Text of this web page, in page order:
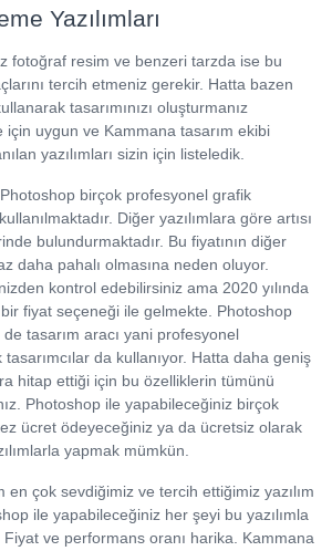
Yazılımları
fotoğraf resim ve benzeri tarzda ise bu
tercih etmeniz gerekir. Hatta bazen
tasarımınızı oluşturmanız
uygun ve Kammana tasarım ekibi
yazılımları sizin için listeledik.
birçok profesyonel grafik
Diğer yazılımlara göre artısı
bulundurmaktadır. Bu fiyatının diğer
daha pahalı olmasına neden oluyor.
kontrol edebilirsiniz ama 2020 yılında
fiyat seçeneği ile gelmekte. Photoshop
tasarım aracı yani profesyonel
da kullanıyor. Hatta daha geniş
hitap ettiği için bu özelliklerin tümünü
Photoshop ile yapabileceğiniz birçok
ücret ödeyeceğiniz ya da ücretsiz olarak
yapmak mümkün.
en çok sevdiğimiz ve tercih ettiğimiz yazılım
ile yapabileceğiniz her şeyi bu yazılımla
ve performans oranı harika. Kammana